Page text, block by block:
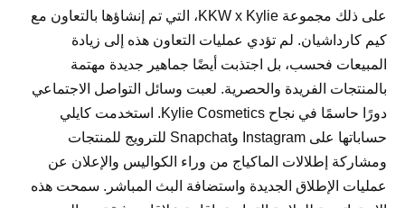
على ذلك مجموعة KKW x Kylie، التي تم إنشاؤها بالتعاون مع
كيم كارداشيان. لم تؤدي عمليات التعاون هذه إلى زيادة
المبيعات فحسب، بل اجتذبت أيضًا جماهير جديدة مهتمة
بالمنتجات الفريدة والحصرية. لعبت وسائل التواصل الاجتماعي
دورًا حاسمًا في نجاح Kylie Cosmetics. استخدمت كايلي
حساباتها على Instagram وSnapchat للترويج للمنتجات
ومشاركة إطلالات الماكياج من وراء الكواليس والإعلان عن
عمليات الإطلاق الجديدة واستضافة البث المباشر. سمحت هذه